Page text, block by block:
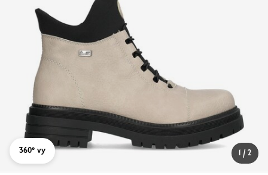
/ 2
360° vy